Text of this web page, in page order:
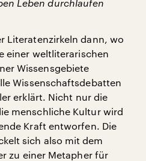
Leben durchlaufen
Literatenzirkeln dann, wo
einer weltliterarischen
Wissensgebiete
Wissenschaftsdebatten
erklärt. Nicht nur die
menschliche Kultur wird
Kraft entworfen. Die
sich also mit dem
zu einer Metapher für